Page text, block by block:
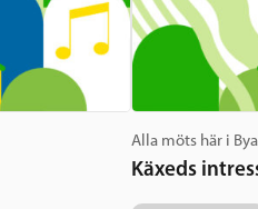
Alla möts här i
Käxeds